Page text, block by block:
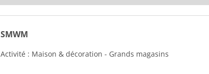
SMWM
Activité : Maison & décoration - Grands magasins